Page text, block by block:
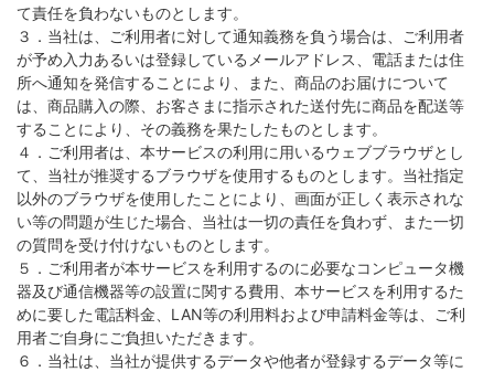
て責任を負わないものとします。
３．当社は、ご利用者に対して通知義務を負う場合は、ご利用者
が予め入力あるいは登録しているメールアドレス、電話または住
所へ通知を発信することにより、また、商品のお届けについて
は、商品購入の際、お客さまに指示された送付先に商品を配送等
することにより、その義務を果たしたものとします。
４．ご利用者は、本サービスの利用に用いるウェブブラウザとし
て、当社が推奨するブラウザを使用するものとします。当社指定
以外のブラウザを使用したことにより、画面が正しく表示されな
い等の問題が生じた場合、当社は一切の責任を負わず、また一切
の質問を受け付けないものとします。
５．ご利用者が本サービスを利用するのに必要なコンピュータ機
器及び通信機器等の設置に関する費用、本サービスを利用するた
めに要した電話料金、LAN等の利用料および申請料金等は、ご利
用者ご自身にご負担いただきます。
６．当社は、当社が提供するデータや他者が登録するデータ等に